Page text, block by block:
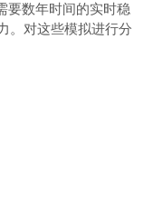
要数年时间的实时稳
。对这些模拟进行分